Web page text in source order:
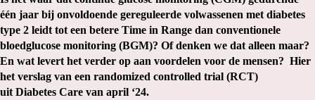
één jaar bij onvoldoende gereguleerde volwassenen met diabetes
type 2 leidt tot een betere Time in Range dan conventionele
bloedglucose monitoring (BGM)? Of denken we dat alleen maar?
En wat levert het verder op aan voordelen voor de mensen? Hier
het verslag van een randomized controlled trial (RCT)
uit Diabetes Care van april ‘24.